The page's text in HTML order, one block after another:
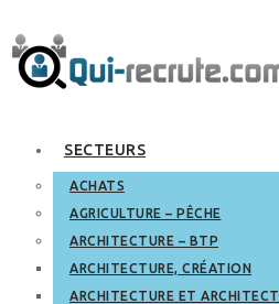
SECTEURS
ACHATS
AGRICULTURE – PÊCHE
ARCHITECTURE – BTP
ARCHITECTURE, CRÉATION
ARCHITECTURE ET